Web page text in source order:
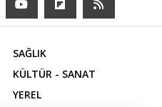
SAĞLIK
KÜLTÜR - SANAT
YEREL